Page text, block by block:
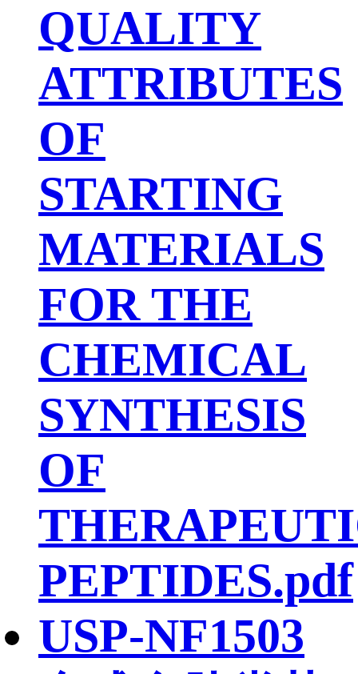
QUALITY
ATTRIBUTES
OF
STARTING
MATERIALS
FOR THE
CHEMICAL
SYNTHESIS
OF
PEPTIDES.pdf
USP-NF1503